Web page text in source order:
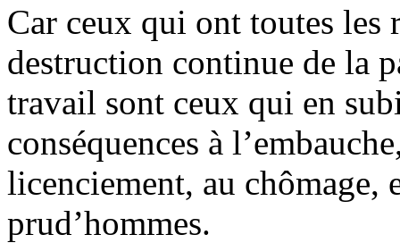
Car ceux qui ont toutes les
destruction continue de la
travail sont ceux qui en
conséquences à
licenciement, au chômage,
prud’hommes.